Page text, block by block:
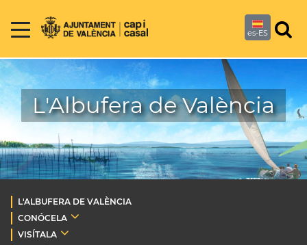
es-ES
L'Albufera de València
L'ALBUFERA DE VALÈNCIA
CONÓCELA
VISÍTALA